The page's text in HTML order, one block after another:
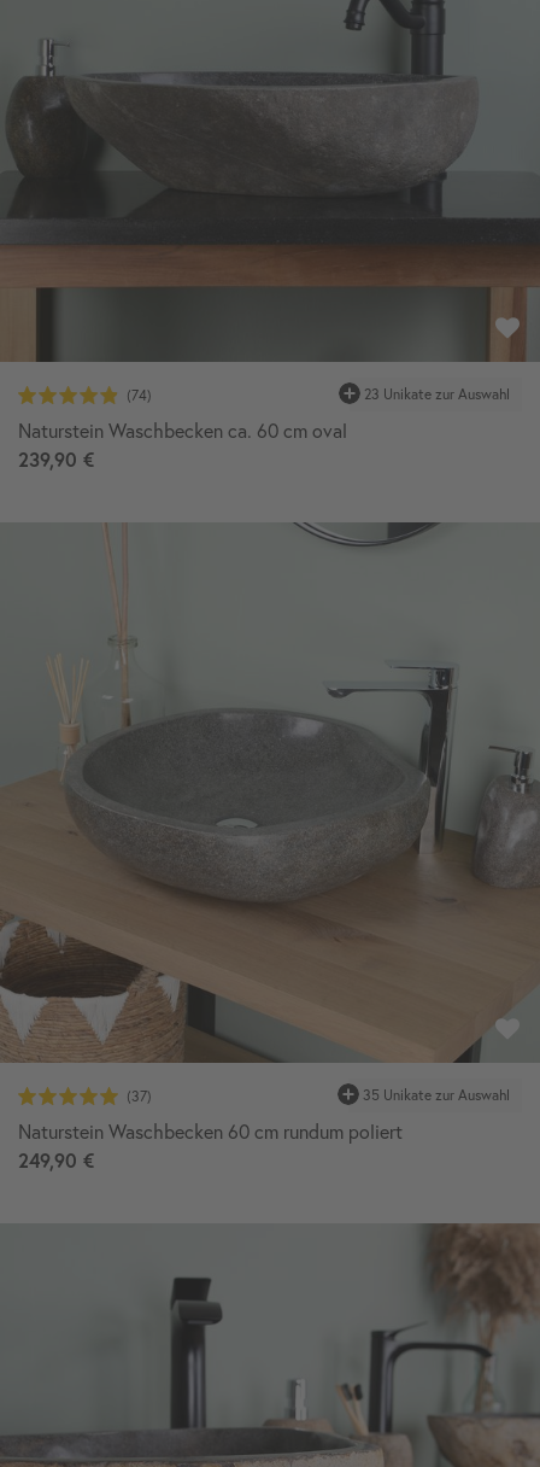
23 Unikate zur Auswahl
Naturstein Waschbecken ca. 60 cm oval
239,90 €
35 Unikate zur Auswahl
Naturstein Waschbecken 60 cm rundum poliert
249,90 €